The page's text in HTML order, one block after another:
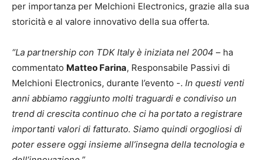
per importanza per Melchioni Electronics, grazie alla sua
storicità e al valore innovativo della sua offerta.
“La partnership con TDK Italy è iniziata nel 2004 – ha
commentato Matteo Farina, Responsabile Passivi di
Melchioni Electronics, durante l’evento -. In questi venti
anni abbiamo raggiunto molti traguardi e condiviso un
trend di crescita continuo che ci ha portato a registrare
importanti valori di fatturato. Siamo quindi orgogliosi di
poter essere oggi insieme all’insegna della tecnologia e